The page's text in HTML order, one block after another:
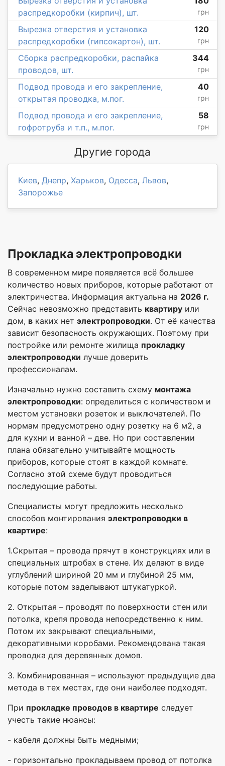
распредкоробки (кирпич), шт.
грн
Вырезка отверстия и установка
распредкоробки (гипсокартон), шт.
120
грн
Сборка распредкоробки, распайка
проводов, шт.
344
грн
Подвод провода и его закрепление,
открытая проводка, м.пог.
40
грн
Подвод провода и его закрепление,
гофротруба и т.п., м.пог.
58
грн
Другие города
Киев, Днепр, Харьков, Одесса, Львов,
Запорожье
Прокладка электропроводки
В современном мире появляется всё большее
количество новых приборов, которые работают от
электричества. Информация актуальна на 2026 г.
Сейчас невозможно представить квартиру или
дом, в каких нет электропроводки. От её качества
зависит безопасность окружающих. Поэтому при
постройке или ремонте жилища прокладку
электропроводки лучше доверить
профессионалам.
Изначально нужно составить схему монтажа
электропроводки: определиться с количеством и
местом установки розеток и выключателей. По
нормам предусмотрено одну розетку на 6 м2, а
для кухни и ванной – две. Но при составлении
плана обязательно учитывайте мощность
приборов, которые стоят в каждой комнате.
Согласно этой схеме будут проводиться
последующие работы.
Специалисты могут предложить несколько
способов монтирования электропроводки в
квартире:
1.Скрытая – провода прячут в конструкциях или в
специальных штробах в стене. Их делают в виде
углублений шириной 20 мм и глубиной 25 мм,
которые потом заделывают штукатуркой.
2. Открытая – проводят по поверхности стен или
потолка, крепя провода непосредственно к ним.
Потом их закрывают специальными,
декоративными коробами. Рекомендована такая
проводка для деревянных домов.
3. Комбинированная – используют предыдущие два
метода в тех местах, где они наиболее подходят.
При прокладке проводов в квартире следует
учесть такие нюансы:
- кабеля должны быть медными;
- горизонтально прокладываем провод от потолка